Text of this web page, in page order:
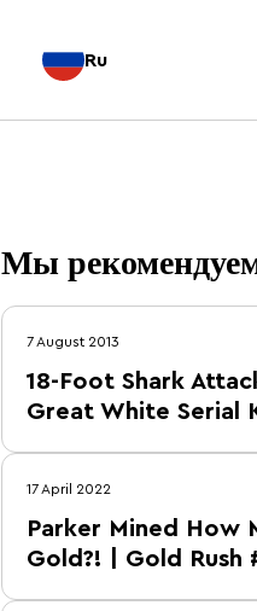
Ru
Мы
7 August 2013
18-Foot Shark
Great White Serial
17 April 2022
Parker Mined How
Gold?! | Gold Rush